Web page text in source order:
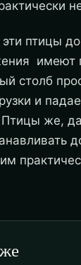
птицы
имеют
столб
и
Птицы же,